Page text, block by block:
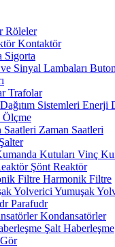
Röleler
Kontaktör
Sigorta
Trafolar
Enerji
Ölçme
Zaman Saatleri
Vinç
Şönt Reaktör
Harmonik Filtre
Yumuşak
Parafudr
Kondansatörler
Şalt Haberleşme